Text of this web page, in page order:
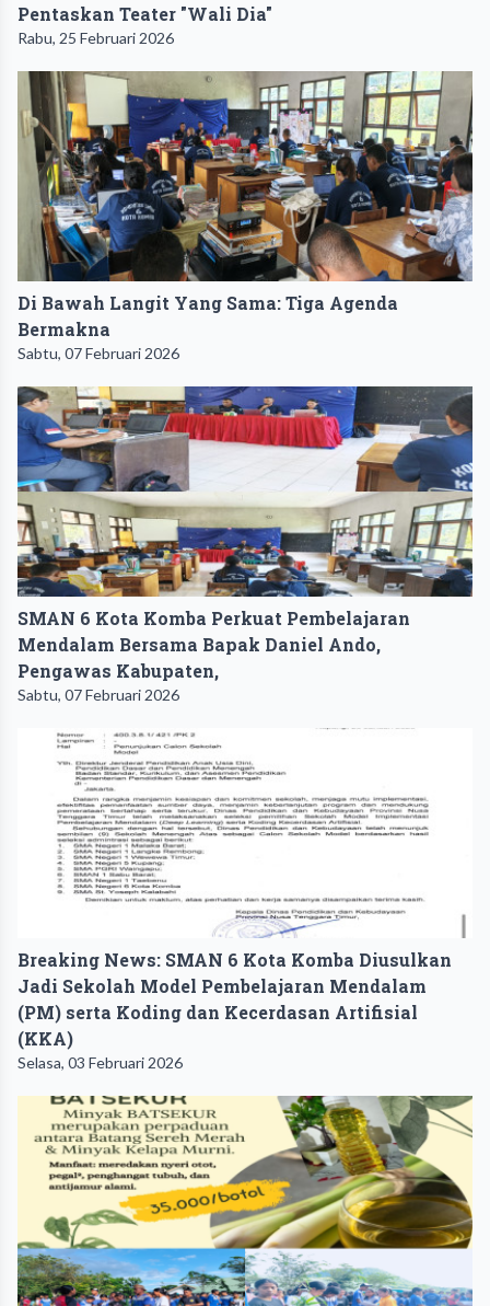
Pentaskan Teater "Wali Dia"
Rabu, 25 Februari 2026
Di Bawah Langit Yang Sama: Tiga Agenda
Bermakna
Sabtu, 07 Februari 2026
SMAN 6 Kota Komba Perkuat Pembelajaran
Mendalam Bersama Bapak Daniel Ando,
Pengawas Kabupaten,
Sabtu, 07 Februari 2026
Breaking News: SMAN 6 Kota Komba Diusulkan
Jadi Sekolah Model Pembelajaran Mendalam
(PM) serta Koding dan Kecerdasan Artifisial
(KKA) ‎
Selasa, 03 Februari 2026